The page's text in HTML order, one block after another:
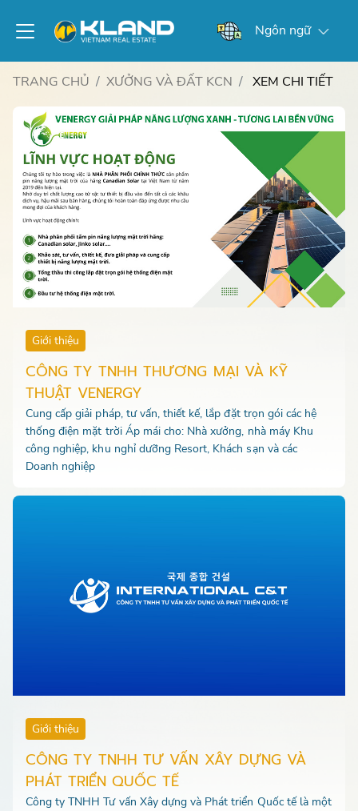
Ngôn ngữ
TRANG CHỦ XƯỞNG VÀ ĐẤT KCN XEM CHI TIẾT
Giới thiệu
CÔNG TY TNHH THƯƠNG MẠI VÀ KỸ
THUẬT VENERGY
Cung cấp giải pháp, tư vấn, thiết kế, lắp đặt trọn gói các hệ
thống điện mặt trời Áp mái cho: Nhà xưởng, nhà máy Khu
công nghiệp, khu nghỉ dưỡng Resort, Khách sạn và các
Doanh nghiệp
Giới thiệu
CÔNG TY TNHH TƯ VẤN XÂY DỰNG VÀ
PHÁT TRIỂN QUỐC TẾ
Công ty TNHH Tư vấn Xây dựng và Phát triển Quốc tế là một